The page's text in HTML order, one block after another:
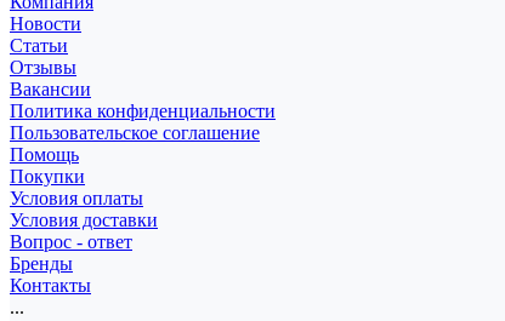
Новости
Статьи
Отзывы
Вакансии
Политика конфиденциальности
Пользовательское соглашение
Помощь
Покупки
Условия оплаты
Условия доставки
Вопрос - ответ
Бренды
Контакты
...